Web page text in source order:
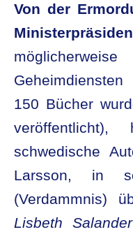
Von der
Ministerpräsiden
150 Bücher
schwedische
Larsson, in
(Verdammnis)
Lisbeth Salander